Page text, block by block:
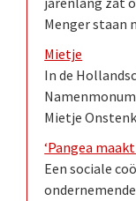
Menger staan
Mietje
In de
Mietje
‘Pangea
Een sociale